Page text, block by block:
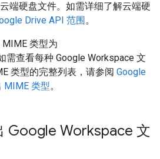
端硬盘文件。如需详细了解云端硬
Drive API 范围。
类型为
需查看每种 Google Workspace 文
类型的完整列表，请参阅 Google
MIME 类型。
Google Workspace 文